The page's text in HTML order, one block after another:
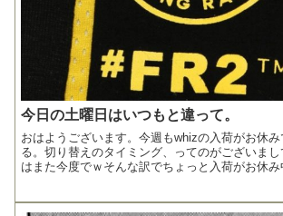
今日の土曜日はいつもと違って。
おはようございます。今週もwhizの入荷がお休み
る。切り替えのタイミング、ってのがございま
はまた今度でｗそんな訳でちょっと入荷がお休み